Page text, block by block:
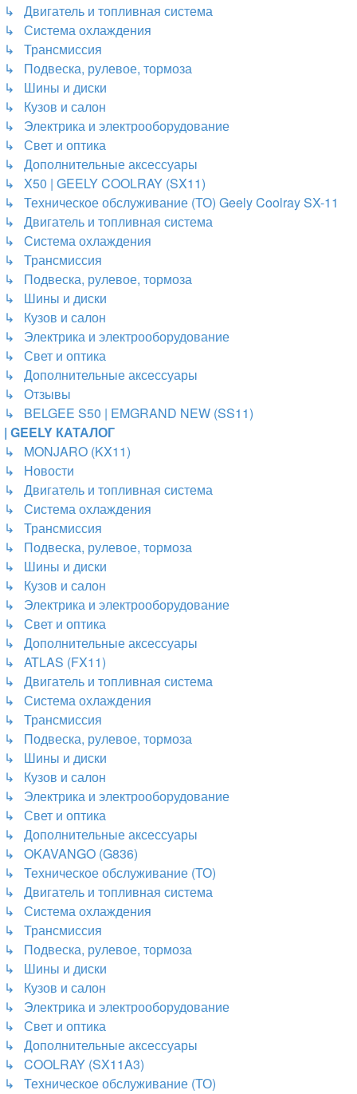
↳ Двигатель и топливная система
↳ Система охлаждения
↳ Трансмиссия
↳ Подвеска, рулевое, тормоза
↳ Шины и диски
↳ Кузов и салон
↳ Электрика и электрооборудование
↳ Свет и оптика
↳ Дополнительные аксессуары
↳ X50 | GEELY COOLRAY (SX11)
↳ Техническое обслуживание (ТО) Geely Coolray SX-11
↳ Двигатель и топливная система
↳ Система охлаждения
↳ Трансмиссия
↳ Подвеска, рулевое, тормоза
↳ Шины и диски
↳ Кузов и салон
↳ Электрика и электрооборудование
↳ Свет и оптика
↳ Дополнительные аксессуары
↳ Отзывы
↳ BELGEE S50 | EMGRAND NEW (SS11)
| GEELY КАТАЛОГ
↳ MONJARO (KX11)
↳ Новости
↳ Двигатель и топливная система
↳ Система охлаждения
↳ Трансмиссия
↳ Подвеска, рулевое, тормоза
↳ Шины и диски
↳ Кузов и салон
↳ Электрика и электрооборудование
↳ Свет и оптика
↳ Дополнительные аксессуары
↳ ATLAS (FX11)
↳ Двигатель и топливная система
↳ Система охлаждения
↳ Трансмиссия
↳ Подвеска, рулевое, тормоза
↳ Шины и диски
↳ Кузов и салон
↳ Электрика и электрооборудование
↳ Свет и оптика
↳ Дополнительные аксессуары
↳ OKAVANGO (G836)
↳ Техническое обслуживание (ТО)
↳ Двигатель и топливная система
↳ Система охлаждения
↳ Трансмиссия
↳ Подвеска, рулевое, тормоза
↳ Шины и диски
↳ Кузов и салон
↳ Электрика и электрооборудование
↳ Свет и оптика
↳ Дополнительные аксессуары
↳ COOLRAY (SX11A3)
↳ Техническое обслуживание (ТО)